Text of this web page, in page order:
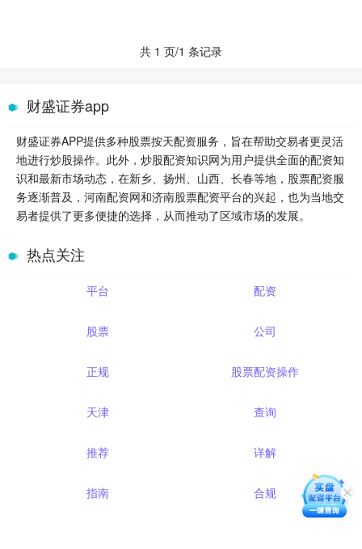
共 1 页/1 条记录
财盛证券app
财盛证券APP提供多种股票按天配资服务，旨在帮助交易者更灵活
地进行炒股操作。此外，炒股配资知识网为用户提供全面的配资知
识和最新市场动态，在新乡、扬州、山西、长春等地，股票配资服
务逐渐普及，河南配资网和济南股票配资平台的兴起，也为当地交
易者提供了更多便捷的选择，从而推动了区域市场的发展。
热点关注
平台 配资
股票 公司
正规 股票配资操作
天津 查询
推荐 详解
指南 合规